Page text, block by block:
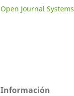
Open Journal Systems
Información